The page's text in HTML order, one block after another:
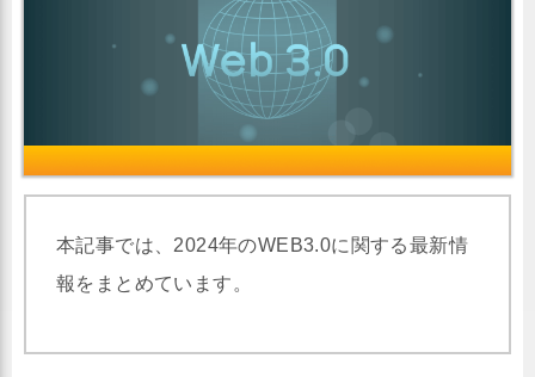
本記事では、2024年のWEB3.0に関する最新情
報をまとめています。